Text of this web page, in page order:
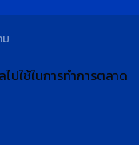
ปใช้ในการทำการตลาด